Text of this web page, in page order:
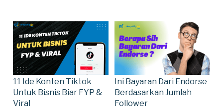
11 Ide Konten Tiktok
Untuk Bisnis Biar FYP &
Viral
Ini Bayaran Dari Endorse
Berdasarkan Jumlah
Follower